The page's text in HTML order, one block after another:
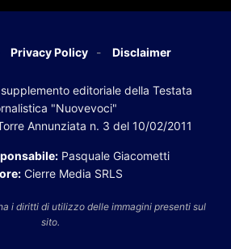
Privacy Policy Disclaimer
editoriale della Testata
"Nuovevoci"
Annunziata n. 3 del 10/02/2011
Pasquale Giacometti
Cierre Media SRLS
i diritti di utilizzo delle immagini presenti sul
sito.